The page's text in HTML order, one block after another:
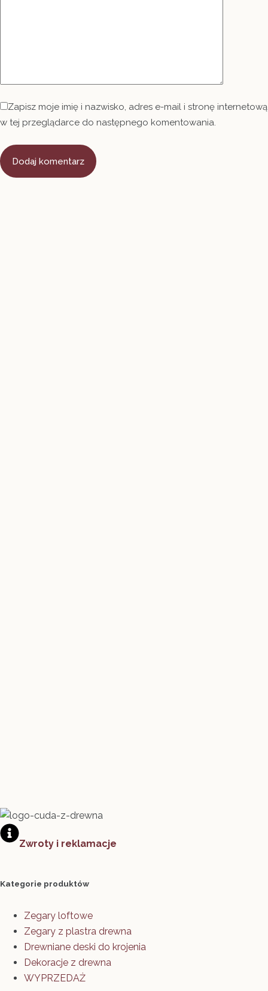
Zapisz moje imię i nazwisko, adres e-mail i stronę internetową
w tej przeglądarce do następnego komentowania.
Dodaj komentarz
Zwroty i reklamacje
Kategorie produktów
Zegary loftowe
Zegary z plastra drewna
Drewniane deski do krojenia
Dekoracje z drewna
WYPRZEDAŻ